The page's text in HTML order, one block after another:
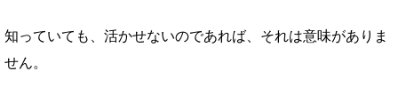
知っていても、活かせないのであれば、それは意味がありま
せん。